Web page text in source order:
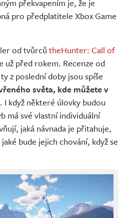
překvapením je, že je
pro předplatitele Xbox Game
od tvůrců theHunter: Call of
už před rokem. Recenze od
z poslední doby jsou spíše
světa, kde můžete v
. I když některé úlovky budou
má své vlastní individuální
jaká návnada je přitahuje,
bude jejich chování, když se